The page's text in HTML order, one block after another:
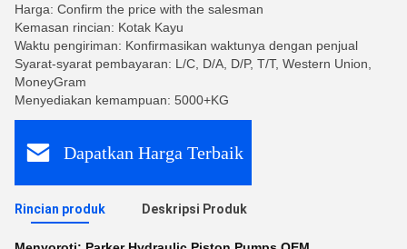
Harga: Confirm the price with the salesman
Kemasan rincian: Kotak Kayu
Waktu pengiriman: Konfirmasikan waktunya dengan penjual
Syarat-syarat pembayaran: L/C, D/A, D/P, T/T, Western Union,
MoneyGram
Menyediakan kemampuan: 5000+KG
Dapatkan Harga Terbaik
Rincian produk Deskripsi Produk